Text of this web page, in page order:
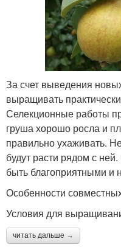
За счет выведения
выращивать
Селекционные работы
груша хорошо росла и
правильно ухаживать.
будут расти рядом с
быть благоприятными и
Особенности
Условия для
читать дальше →